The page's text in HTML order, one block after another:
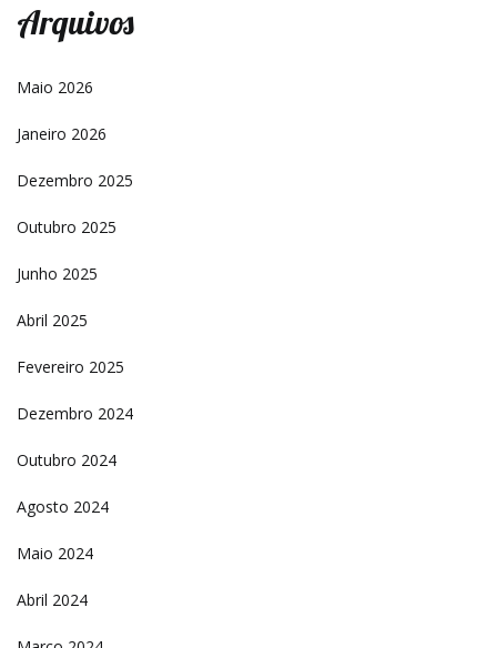
Arquivos
Maio 2026
Janeiro 2026
Dezembro 2025
Outubro 2025
Junho 2025
Abril 2025
Fevereiro 2025
Dezembro 2024
Outubro 2024
Agosto 2024
Maio 2024
Abril 2024